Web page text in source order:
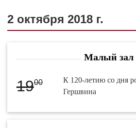
2 октября 2018 г.
Малый зал
1900
К 120-летию со дня
Гершвина